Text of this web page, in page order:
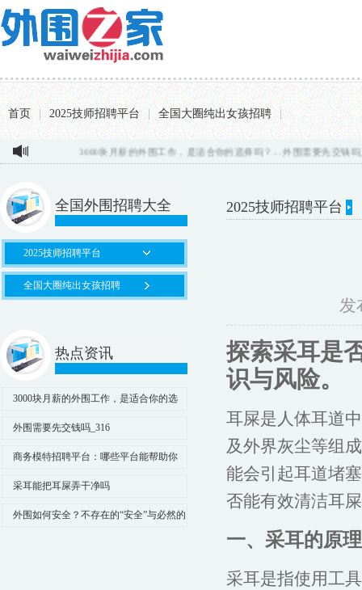
首页 | 2025技师招聘平台 | 全国大圈纯出女孩招聘 |
3000块月薪的外围工作，是适合你的选择吗？... 外围需要先交钱吗
全国外围招聘大全
2025技师招聘平台
全国大圈纯出女孩招聘
热点资讯
3000块月薪的外围工作，是适合你的选
择吗？
外围需要先交钱吗_316
商务模特招聘平台：哪些平台能帮助你
快速入行？
采耳能把耳屎弄干净吗
外围如何安全？不存在的“安全”与必然的
2025技师招聘平台
发
探索采耳是
识与风险。
耳屎是人体耳道
及外界灰尘等组
能会引起耳道堵
否能有效清洁耳
一、采耳的原
采耳是指使用工